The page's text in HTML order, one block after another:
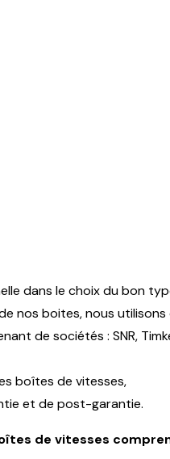
dans le choix du bon
nos boites, nous
de sociétés : SNR,
boîtes de vitesses,
et de post-garantie.
de vitesses